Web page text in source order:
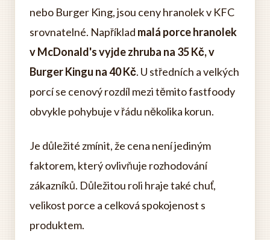
nebo Burger King, jsou ceny hranolek v KFC
srovnatelné. Například malá porce hranolek
v McDonald's vyjde zhruba na 35 Kč, v
Burger Kingu na 40 Kč. U středních a velkých
porcí se cenový rozdíl mezi těmito fastfoody
obvykle pohybuje v řádu několika korun.
Je důležité zmínit, že cena není jediným
faktorem, který ovlivňuje rozhodování
zákazníků. Důležitou roli hraje také chuť,
velikost porce a celková spokojenost s
produktem.